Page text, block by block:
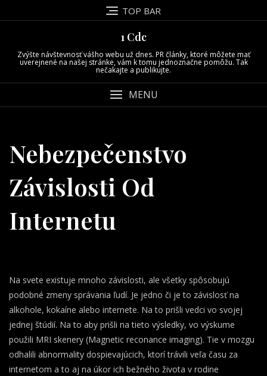
to
TOP BAR
1 Cdc
Zvýšte návštevnosť vášho webu už dnes. PR články, ktoré môžete mať
uverejnené na našej stránke, vám k tomu jednoznačne pomôžu. Tak
nečakajte a publikujte.
MENU
Nebezpečenstvo
Závislosti Od
Internetu
Na svete existuje mnoho závislosti, ale všetky spôsobujú
podobné zmeny správania ľudí. Je jedno či je to závislosť na
alkohole, kokaíne alebo internete. Na to prišli vedci vo svojej
jednej štúdií. Na to aby prišli na tieto výsledky, vo výskume
použili MRI skenery (Magnetic reconance imaging). Tie v mozgu
odhalili abnormality dospievajúcich, ktorí trávili veľa času za
internetom a to aj na úkor ich bežného života v rodine